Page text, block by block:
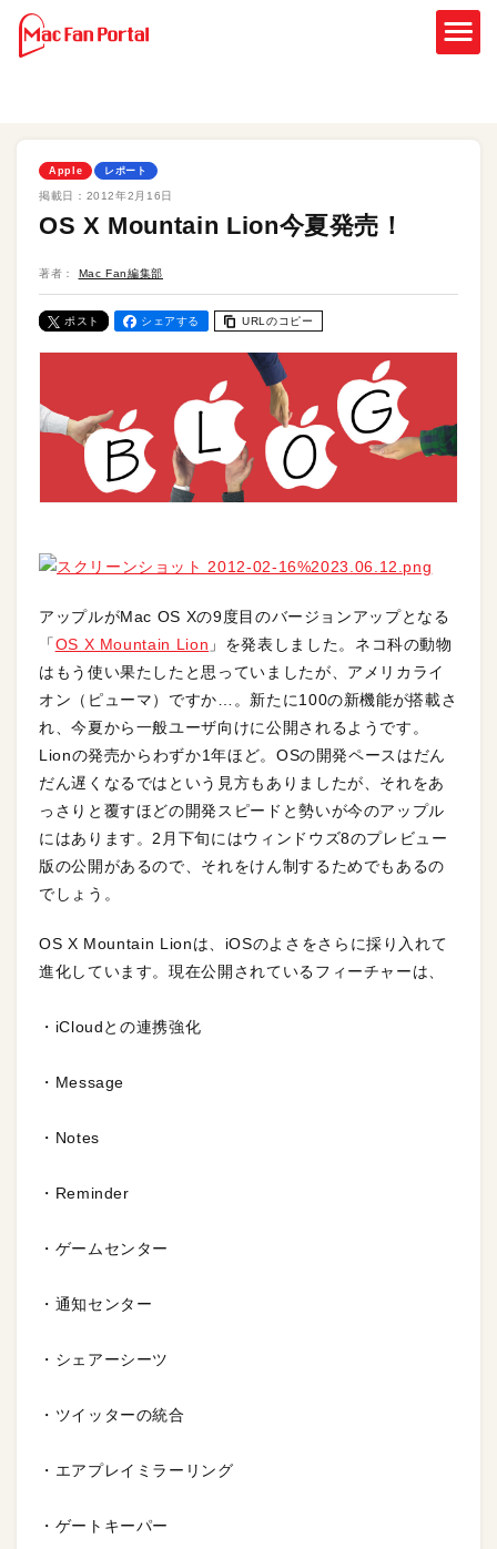
Apple レポート
掲載日： 2012年2月16日
OS X Mountain Lion今夏発売！
著者： Mac Fan編集部
ポスト シェアする URLのコピー
アップルがMac OS Xの9度目のバージョンアップとなる
「OS X Mountain Lion 」を発表しました。ネコ科の動物
はもう使い果たしたと思っていましたが、アメリカライ
オン（ピューマ）ですか…。新たに100の新機能が搭載さ
れ、今夏から一般ユーザ向けに公開されるようです。
Lionの発売からわずか1年ほど。OSの開発ペースはだん
だん遅くなるではという見方もありましたが、それをあ
っさりと覆すほどの開発スピードと勢いが今のアップル
にはあります。2月下旬にはウィンドウズ8のプレビュー
版の公開があるので、それをけん制するためでもあるの
でしょう。
OS X Mountain Lionは、iOSのよさをさらに採り入れて
進化しています。現在公開されているフィーチャーは、
・iCloudとの連携強化
・Message
・Notes
・Reminder
・ゲームセンター
・通知センター
・シェアーシーツ
・ツイッターの統合
・エアプレイミラーリング
・ゲートキーパー